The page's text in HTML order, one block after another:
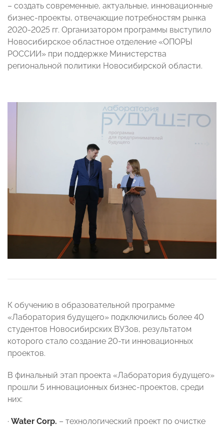
– создать современные, актуальные, инновационные
бизнес-проекты, отвечающие потребностям рынка
2020-2025 гг. Организатором программы выступило
Новосибирское областное отделение «ОПОРЫ
РОССИИ» при поддержке Министерства
региональной политики Новосибирской области.
К обучению в образовательной программе
«Лаборатория будущего» подключились более 40
студентов Новосибирских ВУЗов, результатом
которого стало создание 20-ти инновационных
проектов.
В финальный этап проекта «Лаборатория будущего»
прошли 5 инновационных бизнес-проектов, среди
них:
· Water Corp. – технологический проект по очистке